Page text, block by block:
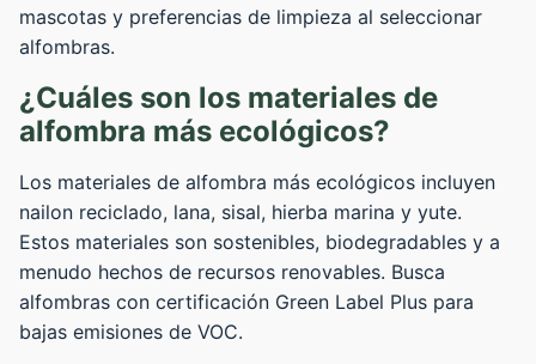
mascotas y preferencias de limpieza al seleccionar
alfombras.
¿Cuáles son los materiales de
alfombra más ecológicos?
Los materiales de alfombra más ecológicos incluyen
nailon reciclado, lana, sisal, hierba marina y yute.
Estos materiales son sostenibles, biodegradables y a
menudo hechos de recursos renovables. Busca
alfombras con certificación Green Label Plus para
bajas emisiones de VOC.